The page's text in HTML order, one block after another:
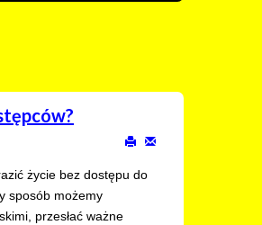
życie bez dostępu do
sposób możemy
przesłać ważne